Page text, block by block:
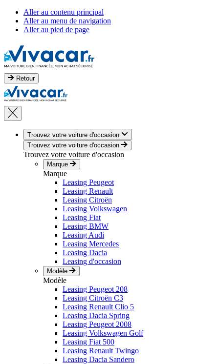
Aller au contenu principal
Aller au menu de navigation
Aller au pied de page
Retour
Trouvez votre voiture d'occasion
Trouvez votre voiture d'occasion
Trouvez votre voiture d'occasion
Marque
Marque
Leasing Peugeot
Leasing Renault
Leasing Citroën
Leasing Volkswagen
Leasing Fiat
Leasing BMW
Leasing Audi
Leasing Mercedes
Leasing Dacia
Leasing d'occasion
Modèle
Modèle
Leasing Peugeot 208
Leasing Citroën C3
Leasing Renault Clio 5
Leasing Dacia Spring
Leasing Peugeot 2008
Leasing Volkswagen Golf
Leasing Fiat 500
Leasing Renault Twingo
Leasing Dacia Sandero